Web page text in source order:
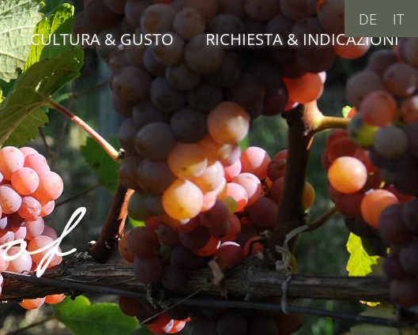
CULTURA & GUSTO RICHIESTA & INDICAZIONI
DE IT